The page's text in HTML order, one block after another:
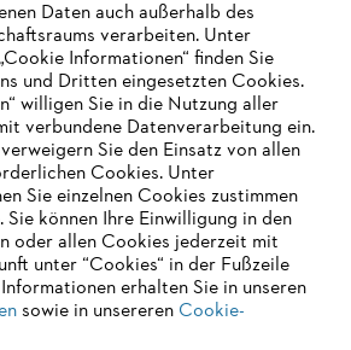
Daten auch außerhalb des
verarbeiten. Unter
Informationen“ finden Sie
und Dritten eingesetzten Cookies.
willigen Sie in die Nutzung aller
verbundene Datenverarbeitung ein.
Sie den Einsatz von allen
Cookies. Unter
Sie einzelnen Cookies zustimmen
Sie können Ihre Einwilligung in den
oder allen Cookies jederzeit mit
unter “Cookies“ in der Fußzeile
erhalten Sie in unseren
sowie in unsereren Cookie-